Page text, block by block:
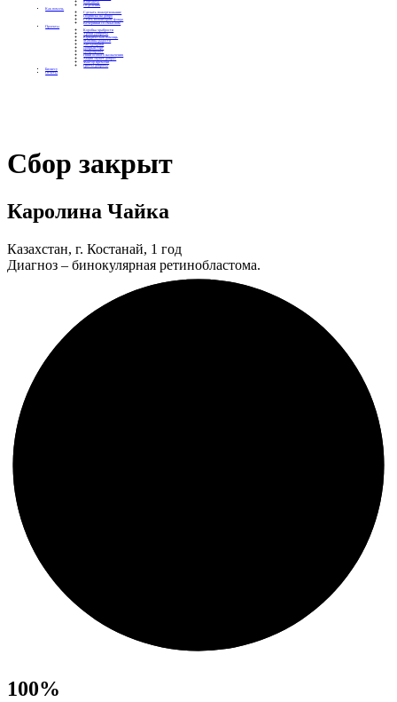
Контакты
Отделения
Как помочь
Сделать пожертвование
Подписка на добро
Стать волонтером фонда
Вечеринки со смыслом
Проекты
Коробка храбрости
Уроки Доброты
Юридическая помощь
Мамины радости
Автодобряки
Добрый торт
Добропробег
Няни особого назначения
Акция «Букет добра»
Фактор времени
Цветы доброты
Бизнесу
Отчеты
Сбор закрыт
Каролина Чайка
Казахстан, г. Костанай, 1 год
Диагноз – бинокулярная ретинобластома.
100%